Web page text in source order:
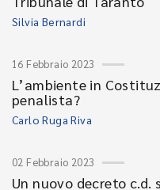
Silvia Bernardi
16 Febbraio 2023
L’ambiente in
penalista?
Carlo Ruga Riva
02 Febbraio 2023
Un nuovo decreto c.d.